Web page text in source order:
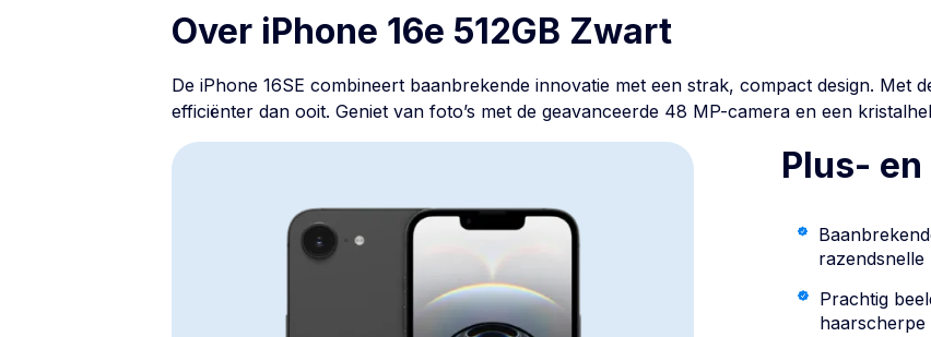
Over iPhone 16e 512GB Zwart
De iPhone 16SE combineert baanbrekende innovatie met een strak, compact design. Met
efficiënter dan ooit. Geniet van foto’s met de geavanceerde 48 MP-camera en een
Plus-
Prachtig